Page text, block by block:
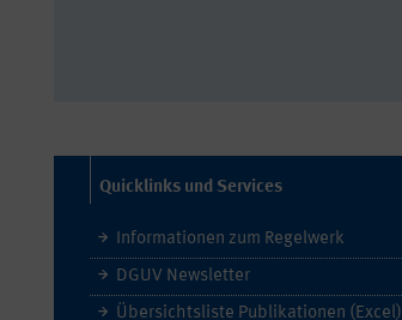
Quicklinks und Services
Informationen zum Regelwerk
DGUV Newsletter
Übersichtsliste Publikationen (Excel)